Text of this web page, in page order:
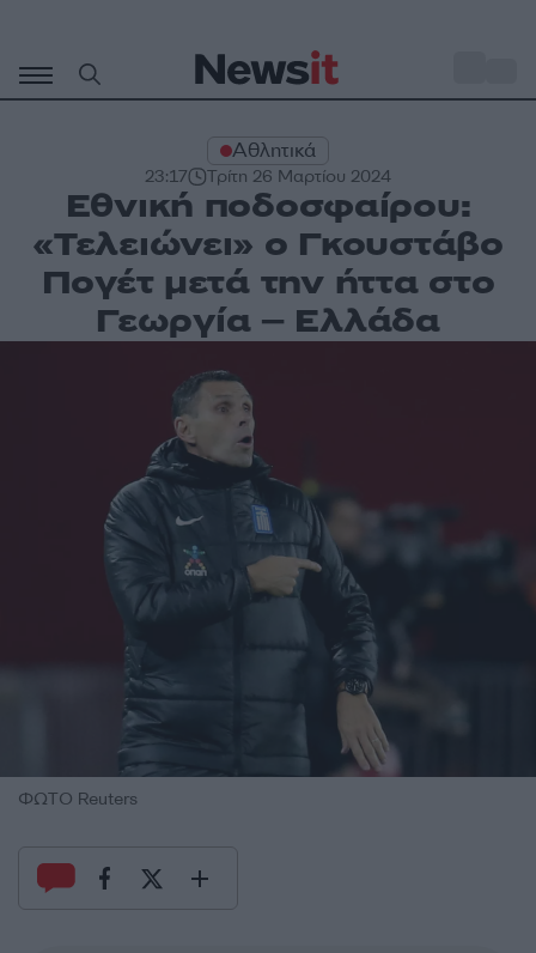
περιεχόμενο
Αθλητικά
23:17 Τρίτη 26 Μαρτίου 2024
Εθνική ποδοσφαίρου:
«Τελειώνει» ο Γκουστάβο
Πογέτ μετά την ήττα στο
Γεωργία – Ελλάδα
ΦΩΤΟ Reuters